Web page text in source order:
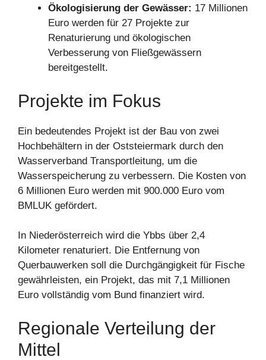
Ökologisierung der Gewässer: 17 Millionen
Euro werden für 27 Projekte zur
Renaturierung und ökologischen
Verbesserung von Fließgewässern
bereitgestellt.
Projekte im Fokus
Ein bedeutendes Projekt ist der Bau von zwei
Hochbehältern in der Oststeiermark durch den
Wasserverband Transportleitung, um die
Wasserspeicherung zu verbessern. Die Kosten von
6 Millionen Euro werden mit 900.000 Euro vom
BMLUK gefördert.
In Niederösterreich wird die Ybbs über 2,4
Kilometer renaturiert. Die Entfernung von
Querbauwerken soll die Durchgängigkeit für Fische
gewährleisten, ein Projekt, das mit 7,1 Millionen
Euro vollständig vom Bund finanziert wird.
Regionale Verteilung der
Mittel